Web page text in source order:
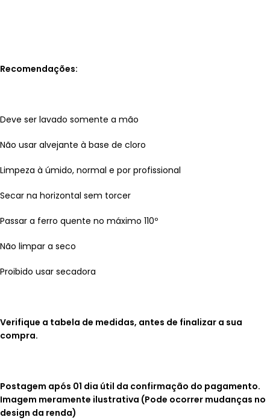
Recomendações:
Deve ser lavado somente a mão
Não usar alvejante à base de cloro
Limpeza à úmido, normal e por profissional
Secar na horizontal sem torcer
Passar a ferro quente no máximo 110º
Não limpar a seco
Proibido usar secadora
Verifique a tabela de medidas, antes de finalizar a sua
compra.
Postagem após 01 dia útil da confirmação do pagamento.
Imagem meramente ilustrativa (Pode ocorrer mudanças no
design da renda)